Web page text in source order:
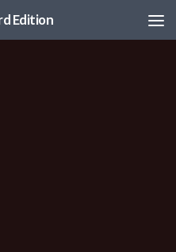
Edition